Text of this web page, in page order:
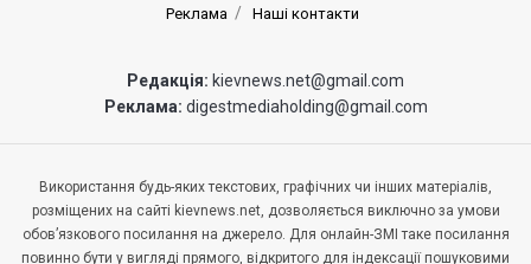
Реклама
Наші контакти
Редакція: kievnews.net@gmail.com
Реклама: digestmediaholding@gmail.com
Використання будь-яких текстових, графічних чи інших матеріалів,
розміщених на сайті kievnews.net, дозволяється виключно за умови
обов’язкового посилання на джерело. Для онлайн-ЗМІ таке посилання
повинно бути у вигляді прямого, відкритого для індексації пошуковими